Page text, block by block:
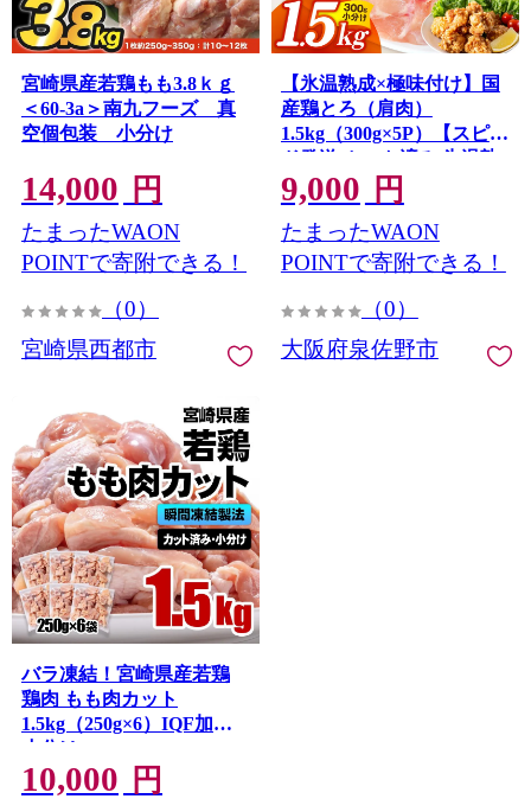
宮崎県産若鶏もも3.8ｋｇ
＜60-3a＞南九フーズ 真
空個包装 小分け
14,000 円
たまったWAON
POINTで寄附できる！
（0）
宮崎県西都市
【氷温熟成×極味付け】国
産鶏とろ（肩肉）
1.5kg（300g×5P）【スピー
ド発送 カット済み 氷温熟
成×極味付け 小分け 味付
き 簡単調理 訳あり サイズ
不揃い 鶏肉 鶏とろ 肩肉 と
り】 mrz0391
9,000 円
たまったWAON
POINTで寄附できる！
（0）
大阪府泉佐野市
バラ凍結！宮崎県産若鶏
鶏肉 もも肉カット
1.5kg（250g×6）IQF加工
小分け＜60-4a＞
10,000 円